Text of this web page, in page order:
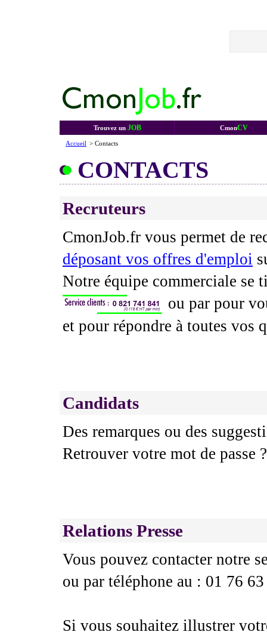
Trouvez un JOB CmonCV
Accueil > Contacts
CONTACTS
Recruteurs
CmonJob.fr vous permet de
déposant vos offres d'emploi
Notre équipe commerciale
ou par pour
et pour répondre à toutes vos
Candidats
Des remarques ou des
Retrouver votre mot de passe
Relations Presse
Vous pouvez contacter notre
ou par téléphone au : 01 76
Si vous souhaitez illustrer